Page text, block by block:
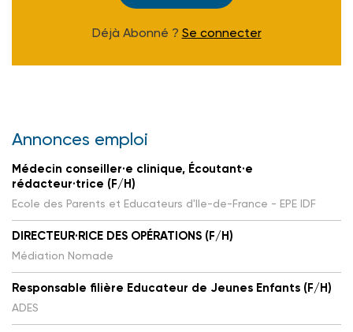
Déjà Abonné ? Se connecter
Annonces emploi
Médecin conseiller·e clinique, Écoutant·e
rédacteur·trice (F/H)
Ecole des Parents et Educateurs d'Ile-de-France - EPE IDF
DIRECTEUR·RICE DES OPÉRATIONS (F/H)
Médiation Nomade
Responsable filière Educateur de Jeunes Enfants (F/H)
ADES